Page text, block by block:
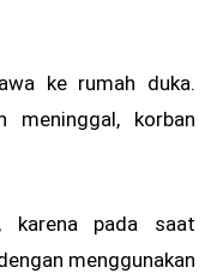
ke rumah duka.
meninggal, korban
karena pada saat
menggunakan